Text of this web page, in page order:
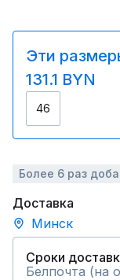
Эти
131.1 BYN
46
Более 6 раз
Доставка
Минск
Сроки
Белпочта (на